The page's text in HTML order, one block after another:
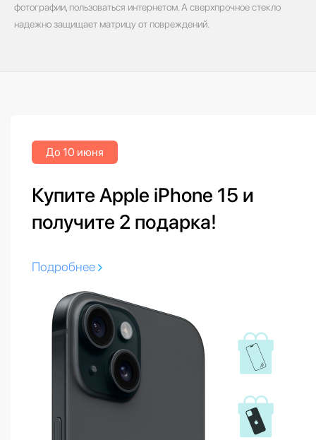
фотографии, пользоваться интернетом. А сверхпрочное стекло
надежно защищает матрицу от повреждений.
До 10 июня
Купите Apple iPhone 15 и
получите 2 подарка!
Подробнее